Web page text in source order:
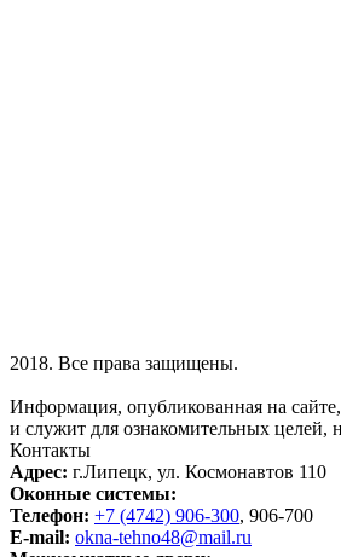
2018. Все права защищены.
Информация, опубликованная на
и служит для ознакомительных целей,
Контакты
Адрес: г.Липецк, ул. Космонавтов 110
Оконные системы:
Телефон: +7 (4742) 906-300, 906-700
E-mail: okna-tehno48@mail.ru